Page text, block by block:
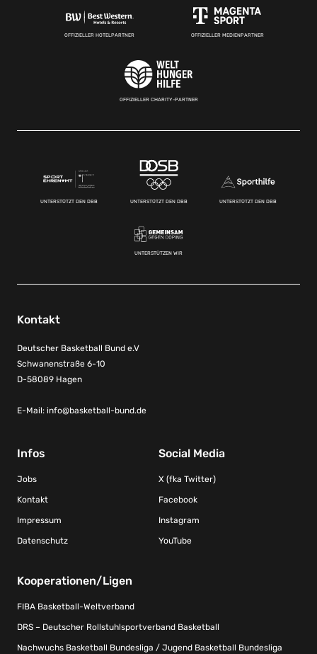
OFFIZIELLER HOTELPARTNER OFFIZIELLER MEDIENPARTNER
OFFIZIELLER CHARITY-PARTNER
UNTERSTÜTZT DEN DBB UNTERSTÜTZT DEN DBB UNTERSTÜTZT DEN DBB
UNTERSTÜTZEN WIR
Kontakt
Deutscher Basketball Bund e.V
Schwanenstraße 6-10
D-58089 Hagen
E-Mail: info@basketball-bund.de
Infos
Jobs
Kontakt
Impressum
Datenschutz
Social Media
X (fka Twitter)
Facebook
Instagram
YouTube
Kooperationen/Ligen
FIBA Basketball-Weltverband
DRS – Deutscher Rollstuhlsportverband Basketball
Nachwuchs Basketball Bundesliga / Jugend Basketball Bundesliga